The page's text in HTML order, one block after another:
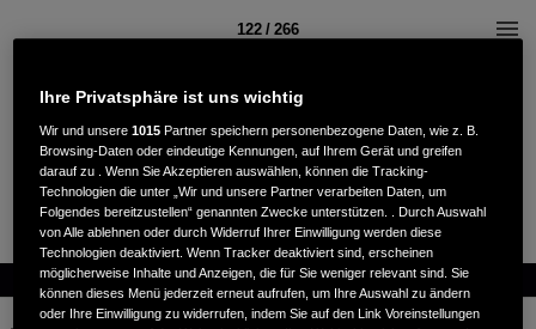
122 / 266
Ihre Privatsphäre ist uns wichtig
Wir und unsere1015 Partner speichern personenbezogene Daten, wie z. B.
Browsing-Daten oder eindeutige Kennungen, auf Ihrem Gerät und greifen
darauf zu . Wenn Sie Akzeptieren auswählen, können die Tracking-
Technologien die unter „Wir und unsere Partner verarbeiten Daten, um
Folgendes bereitzustellen“ genannten Zwecke unterstützen. . Durch Auswahl
von Alle ablehnen oder durch Widerruf Ihrer Einwilligung werden diese
Technologien deaktiviert. Wenn Tracker deaktiviert sind, erscheinen
möglicherweise Inhalte und Anzeigen, die für Sie weniger relevant sind. Sie
können dieses Menü jederzeit erneut aufrufen, um Ihre Auswahl zu ändern
oder Ihre Einwilligung zu widerrufen, indem Sie auf den Link Voreinstellungen